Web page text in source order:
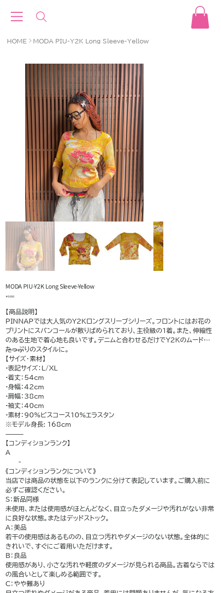
HOME > MODA PIU-Y2K Long Sleeve-Yellow
MODA PIU-Y2K Long Sleeve-Yellow
価
￥8,990
【商品説明】
PINNAPでは大人気のY2Kロングスリーブシリーズ。フロントにはお花の
プリントにスパンコールが散りばめられており、主役級の1着。また、伸縮性
のある生地で着心地も良いです。デニムと合わせるだけでY2Kのムードが
たっぷりのスタイルに。
⸻
【サイズ・素材】
•表記サイズ：L/XL
•着丈：54cm
•身幅：42cm
•肩幅：38cm
•袖丈：40cm
•素材：90%ビスコース10%エラスタン
※モデル身長: 168cm
⸻
【コンディションランク】
A
——-
《コンディションランクについて》
当店では商品の状態を以下のランクに分けて表記しています。ご購入前に
必ずご確認ください。
S：新品同様
未使用、または使用感がほとんどなく、目立ったダメージや汚れがない非常
に良好な状態。またはデッドストック。
A：美品
若干の使用感はあるものの、目立つ汚れやダメージのない状態。全体的に
きれいで、すぐにご着用いただけます。
B：良品
使用感があり、小さな汚れや軽度のダメージが見られる商品。古着ならでは
の風合いとして楽しめる範囲です。
C：やや難あり